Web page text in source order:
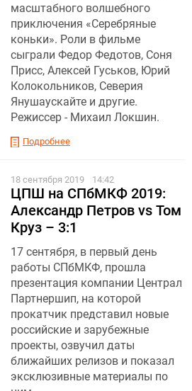
масштабного волшебного
приключения «Серебряные
коньки». Роли в фильме
сыграли Федор Федотов, Соня
Присс, Алексей Гуськов, Юрий
Колокольников, Северия
Янушаускайте и другие.
Режиссер - Михаил Локшин.
Подробнее
18 сентября 2019 14:42
ЦПШ на СПбМКФ 2019:
Александр Петров vs Том
Круз – 3:1
17 сентября, в первый день
работы СПбМКФ, прошла
презентация компании Централ
Партнершип, на которой
прокатчик представил новые
российские и зарубежные
проекты, озвучил даты
ближайших релизов и показал
эксклюзивные материалы по